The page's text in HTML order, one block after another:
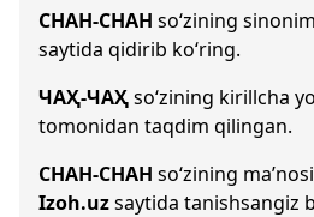
CHAH-CHAH so‘zining
saytida qidirib ko‘ring.
ЧАҲ-ЧАҲso‘zining kirillcha
tomonidan taqdim qilingan.
CHAH-CHAH so‘zining
Izoh.uzsaytida tanishsangiz